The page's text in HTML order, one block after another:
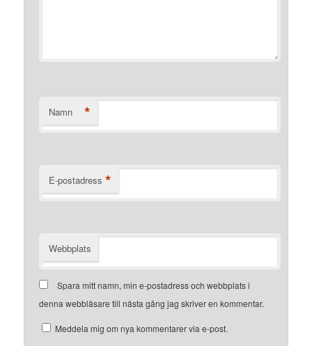
Namn *
E-postadress *
Webbplats
Spara mitt namn, min e-postadress och webbplats i
denna webbläsare till nästa gång jag skriver en kommentar.
Meddela mig om nya kommentarer via e-post.